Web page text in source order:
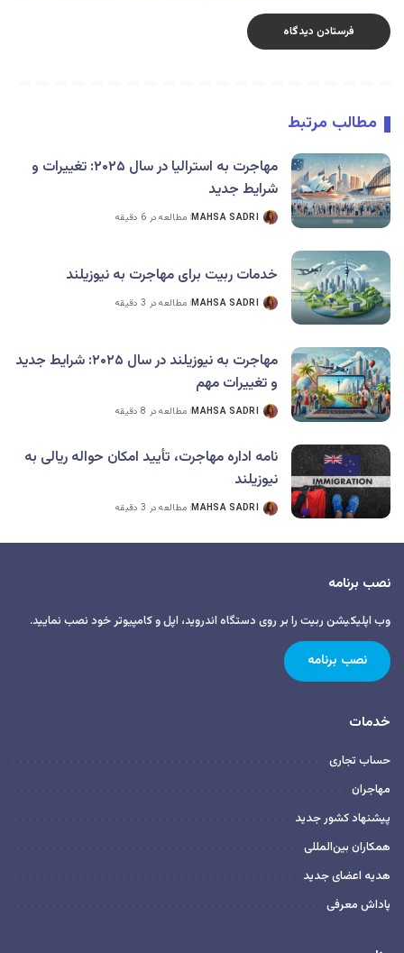
مطالب مرتبط
مهاجرت به استرالیا در سال ۲۰۲۵: تغییرات و
شرایط جدید
MAHSA SADRI مطالعه در 6 دقیقه
خدمات ربیت برای مهاجرت به نیوزیلند
MAHSA SADRI مطالعه در 3 دقیقه
مهاجرت به نیوزیلند در سال ۲۰۲۵: شرایط جدید
و تغییرات مهم
MAHSA SADRI مطالعه در 8 دقیقه
نامه اداره مهاجرت، تأیید امکان حواله‌ ریالی به
نیوزیلند
MAHSA SADRI مطالعه در 3 دقیقه
نصب برنامه
وب اپلیکیشن ربیت را بر روی دستگاه اندروید، اپل و کامپیوتر خود نصب نمایید.
نصب برنامه
خدمات
حساب تجاری
مهاجران
پیشنهاد کشور جدید
همکاران بین‌المللی
هدیه اعضای جدید
پاداش معرفی